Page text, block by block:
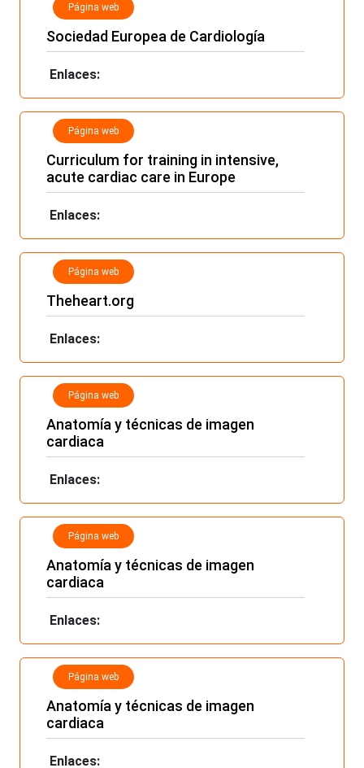
Página web
Sociedad Europea de Cardiología
Enlaces:
Página web
Curriculum for training in intensive,
acute cardiac care in Europe
Enlaces:
Página web
Theheart.org
Enlaces:
Página web
Anatomía y técnicas de imagen
cardiaca
Enlaces:
Página web
Anatomía y técnicas de imagen
cardiaca
Enlaces:
Página web
Anatomía y técnicas de imagen
cardiaca
Enlaces: